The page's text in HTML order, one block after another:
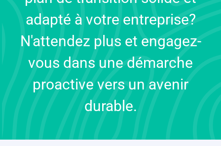
adapté à votre entreprise?
N'attendez plus et engagez-
vous dans une démarche
proactive vers un avenir
durable.